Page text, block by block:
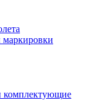
маркировки
комплектующие